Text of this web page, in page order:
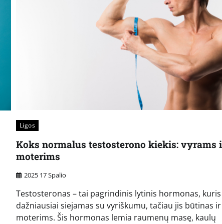
Ligos
Koks normalus testosterono kiekis: vyrams
moterims
2025 17 Spalio
Testosteronas – tai pagrindinis lytinis hormonas, kuris
dažniausiai siejamas su vyriškumu, tačiau jis būtinas ir
moterims. Šis hormonas lemia raumenų masę, kaulų